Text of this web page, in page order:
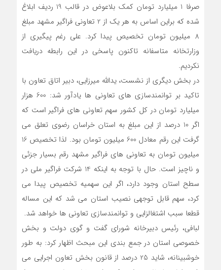
صرفا 1 میلیارد تومان کمک بلاعوض در قالب 19 ردیف ابلاغ
شده که براین اساس به هر یک از 2 تعاونی فراگیر مشهد مبلغ
8 میلیون تومان تخصیص پیدا کرد. علی رغم پیگیری از
وزارتخانه متاسفانه تاکنون پاسخی در این رابطه دریافت
نکردیم.
در بخش دیگری از نشست، یدالله میرزایی، دبیر اتاق تعاون با
تاکید بر توانمندسازی های تعاونی ها یادآور شد: 600 هزار
میلیارد تومان در کل کشور سهم تعاونی های فراگیر است که
اگر 10 درصد از این مبلغ به استان خراسان رضوی تعلق می
گرفت این رقم معادل 600 میلیون تومان بود. لذا تخصیص 16
میلیون تومان به تعاونی های فراگیر مشهد رقم بسیار جزئی
و ناچیز است. حال با توجه به اینکه 14 شرکت فراگیر ملی در
سطح استان وجود دارد، اگر این سهمیه تخصیص پیدا می
کرد، سهم قابل توجهی نصیب استان می شد که این مساله
قطعا سبب اشتغالزایی و توانمندسازی تعاونی ها خواهد شد.
لبافی، رئیس دبیرخانه شورای گفت و گوی دولت و بخش
خصوصی استان در جمع بندی این مبحث اظهار کرد: به طور
خوشبینانه، شاید 25 درصد از قانون بخش تعاون اجرایی می